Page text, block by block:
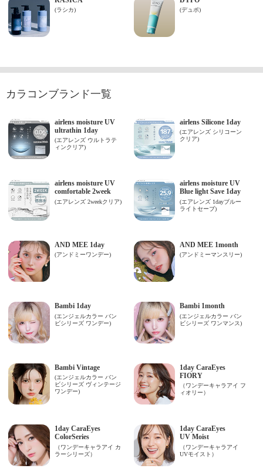
カラコンブランド一覧